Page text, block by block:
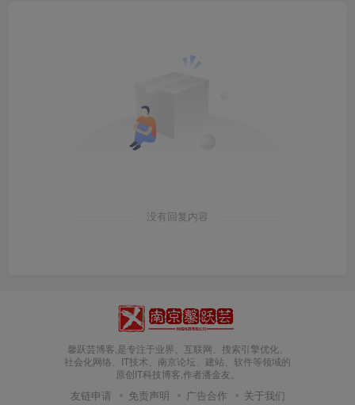
没有回复内容
馨跃芸博客,是专注于业界、互联网、搜索引擎优化、
社会化网络、IT技术、南京论坛、建站、软件等领域的
原创IT科技博客,作者潘金友。
友链申请 免责声明 广告合作 关于我们